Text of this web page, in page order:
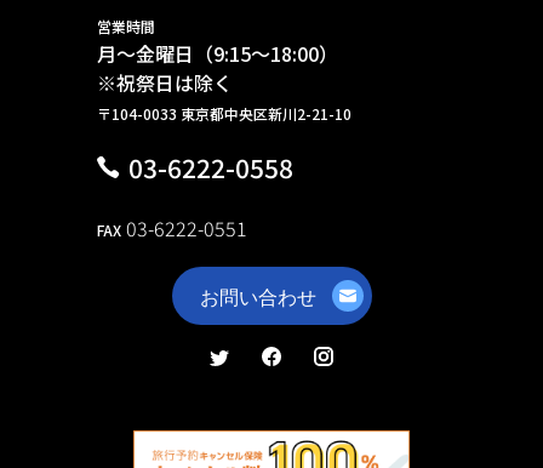
営業時間
月～金曜日（9:15～18:00）
※祝祭日は除く
〒104-0033 東京都中央区新川2-21-10
03-6222-0558
FAX 03-6222-0551